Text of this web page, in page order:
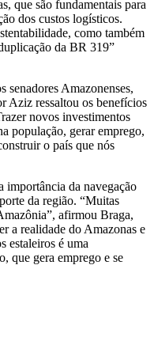
que são fundamentais para
dos custos logísticos.
como também
da BR 319”
senadores Amazonenses,
Aziz ressaltou os benefícios
novos investimentos
população, gerar emprego,
o país que nós
importância da navegação
da região. “Muitas
afirmou Braga,
a realidade do Amazonas e
estaleiros é uma
que gera emprego e se